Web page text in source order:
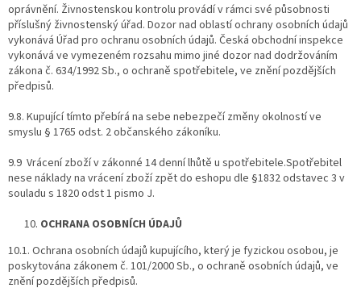
oprávnění. Živnostenskou kontrolu provádí v rámci své působnosti
příslušný živnostenský úřad. Dozor nad oblastí ochrany osobních údajů
vykonává Úřad pro ochranu osobních údajů. Česká obchodní inspekce
vykonává ve vymezeném rozsahu mimo jiné dozor nad dodržováním
zákona č. 634/1992 Sb., o ochraně spotřebitele, ve znění pozdějších
předpisů.
9.8. Kupující tímto přebírá na sebe nebezpečí změny okolností ve
smyslu § 1765 odst. 2 občanského zákoníku.
9.9 Vrácení zboží v zákonné 14 denní lhůtě u spotřebitele.Spotřebitel
nese náklady na vrácení zboží zpět do eshopu dle §1832 odstavec 3 v
souladu s 1820 odst 1 pismo J.
OCHRANA OSOBNÍCH ÚDAJŮ
10.1. Ochrana osobních údajů kupujícího, který je fyzickou osobou, je
poskytována zákonem č. 101/2000 Sb., o ochraně osobních údajů, ve
znění pozdějších předpisů.